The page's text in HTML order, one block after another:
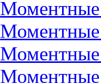
Моментные
Моментные
Моментные
Моментные